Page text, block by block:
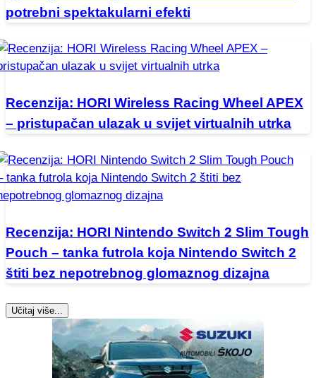
potrebni spektakularni efekti
Recenzija: HORI Wireless Racing Wheel APEX
– pristupačan ulazak u svijet virtualnih utrka
Recenzija: HORI Nintendo Switch 2 Slim Tough
Pouch – tanka futrola koja Nintendo Switch 2
štiti bez nepotrebnog glomaznog dizajna
Učitaj više...